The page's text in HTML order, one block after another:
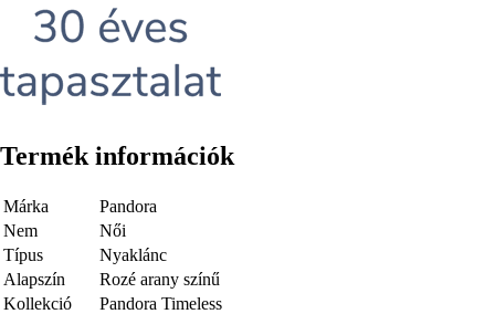
Termék információk
Márka
Pandora
Nem
Női
Típus
Nyaklánc
Alapszín
Rozé arany színű
Kollekció
Pandora Timeless